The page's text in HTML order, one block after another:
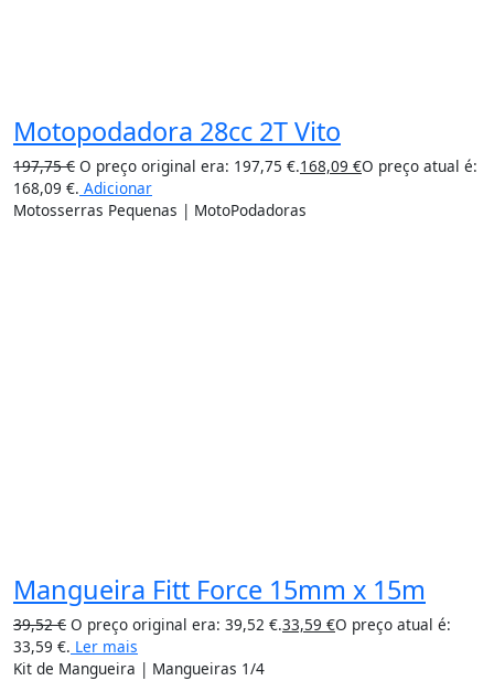
Motopodadora 28cc 2T Vito
197,75€ O preço original era: 197,75 €.168,09 €O preço atual é:
168,09 €. Adicionar
Motosserras Pequenas | MotoPodadoras
Mangueira Fitt Force 15mm x 15m
39,52€ O preço original era: 39,52 €.33,59 €O preço atual é:
33,59 €. Ler mais
Kit de Mangueira | Mangueiras 1/4